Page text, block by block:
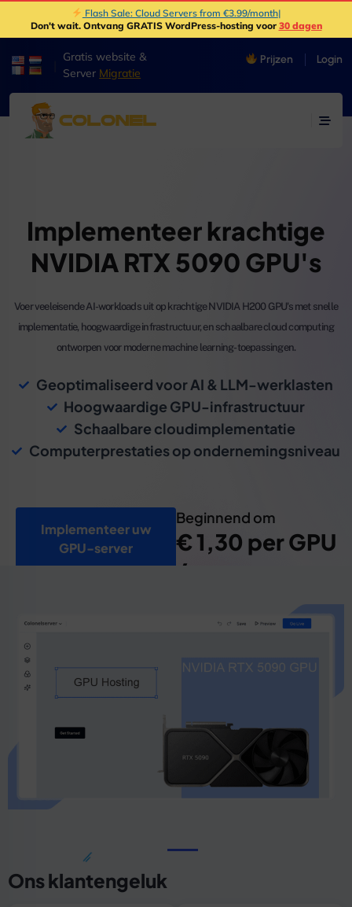
Flash Sale: Cloud Servers from €3.99/month|
Don't wait. Ontvang GRATIS WordPress-hosting voor 30 dagen
Gratis website &
Server Migratie
Prijzen Login
Implementeer krachtige
NVIDIA RTX 5090 GPU's
Voer veeleisende AI-workloads uit op krachtige NVIDIA H200 GPU's met snelle
implementatie, hoogwaardige infrastructuur, en schaalbare cloud computing
ontworpen voor moderne machine learning-toepassingen.
Geoptimaliseerd voor AI & LLM-werklasten
Hoogwaardige GPU-infrastructuur
Schaalbare cloudimplementatie
Computerprestaties op ondernemingsniveau
Implementeer uw
GPU-server
Beginnend om
€ 1,30 per GPU
/ uur
Ons klantengeluk